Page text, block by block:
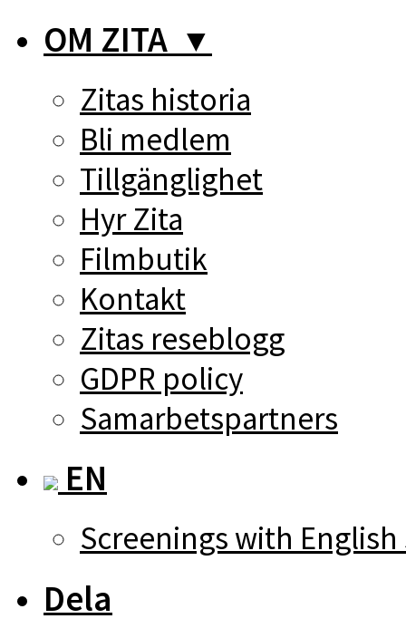
OM ZITA ▼
Zitas historia
Bli medlem
Tillgänglighet
Hyr Zita
Filmbutik
Kontakt
Zitas reseblogg
GDPR policy
Samarbetspartners
EN
Screenings with
Dela